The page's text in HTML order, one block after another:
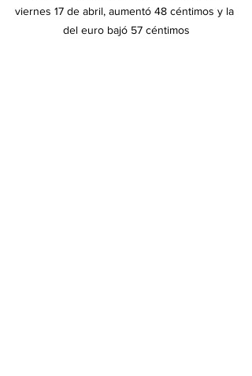
viernes 17 de abril, aumentó 48 céntimos y la
del euro bajó 57 céntimos